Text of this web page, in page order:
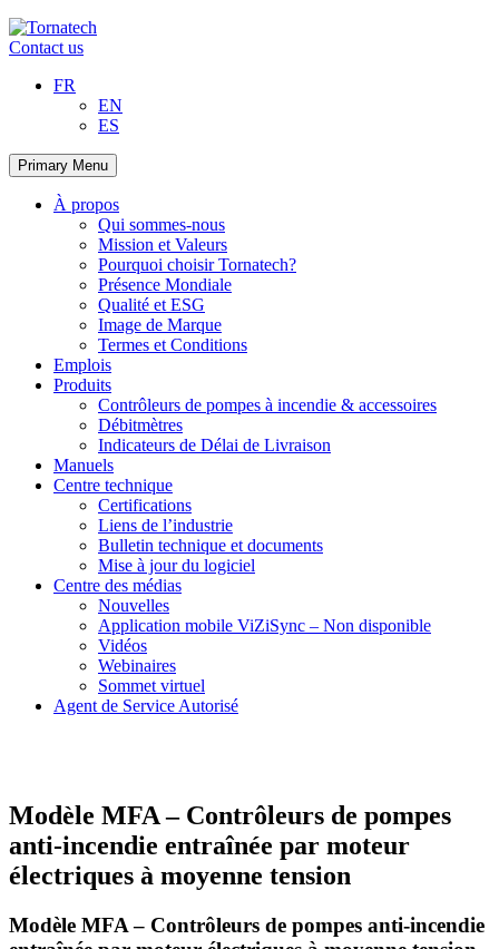
Skip
to
Contact us
FR
EN
ES
Primary Menu
À propos
Qui sommes-nous
Mission et Valeurs
Pourquoi choisir Tornatech?
Présence Mondiale
Qualité et ESG
Image de Marque
Termes et Conditions
Emplois
Produits
Contrôleurs de pompes à incendie & accessoires
Débitmètres
Indicateurs de Délai de Livraison
Manuels
Centre technique
Certifications
Liens de l’industrie
Bulletin technique et documents
Mise à jour du logiciel
Centre des médias
Nouvelles
Application mobile ViZiSync – Non disponible
Vidéos
Webinaires
Sommet virtuel
Agent de Service Autorisé
Modèle MFA – Contrôleurs de pompes
anti-incendie entraînée par moteur
électriques à moyenne tension
Modèle MFA – Contrôleurs de pompes anti-incendie